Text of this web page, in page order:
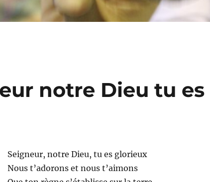
notre Dieu tu
Seigneur, notre Dieu, tu es glorieux
Nous t’adorons et nous t’aimons